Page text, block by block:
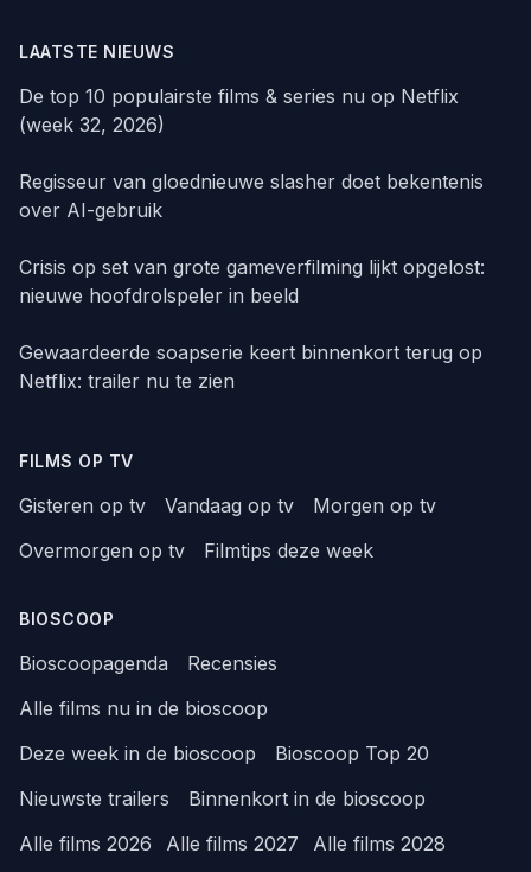
LAATSTE NIEUWS
De top 10 populairste films & series nu op Netflix
(week 32, 2026)
Regisseur van gloednieuwe slasher doet bekentenis
over AI-gebruik
Crisis op set van grote gameverfilming lijkt opgelost:
nieuwe hoofdrolspeler in beeld
Gewaardeerde soapserie keert binnenkort terug op
Netflix: trailer nu te zien
FILMS OP TV
Gisteren op tv Vandaag op tv
Morgen op tv
Overmorgen op tv
Filmtips deze week
BIOSCOOP
Bioscoopagenda
Recensies
Alle films nu in de bioscoop
Deze week in de bioscoop
Bioscoop Top 20
Nieuwste trailers
Binnenkort in de bioscoop
Alle films 2026
Alle films 2027 Alle films 2028